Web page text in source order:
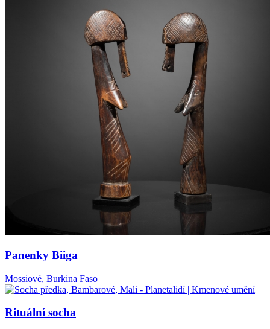
Panenky Biiga
Mossiové, Burkina Faso
Rituální socha